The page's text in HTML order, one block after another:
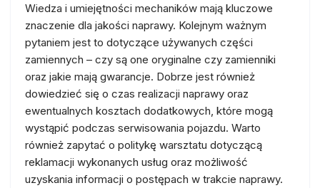
Wiedza i umiejętności mechaników mają kluczowe
znaczenie dla jakości naprawy. Kolejnym ważnym
pytaniem jest to dotyczące używanych części
zamiennych – czy są one oryginalne czy zamienniki
oraz jakie mają gwarancje. Dobrze jest również
dowiedzieć się o czas realizacji naprawy oraz
ewentualnych kosztach dodatkowych, które mogą
wystąpić podczas serwisowania pojazdu. Warto
również zapytać o politykę warsztatu dotyczącą
reklamacji wykonanych usług oraz możliwość
uzyskania informacji o postępach w trakcie naprawy.